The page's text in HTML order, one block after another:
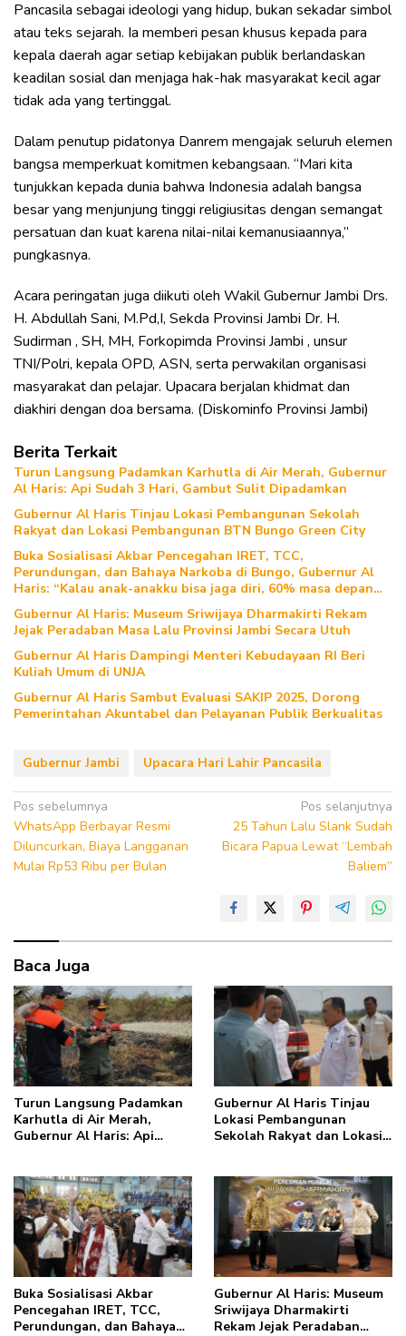
Pancasila sebagai ideologi yang hidup, bukan sekadar simbol
atau teks sejarah. Ia memberi pesan khusus kepada para
kepala daerah agar setiap kebijakan publik berlandaskan
keadilan sosial dan menjaga hak-hak masyarakat kecil agar
tidak ada yang tertinggal.
Dalam penutup pidatonya Danrem mengajak seluruh elemen
bangsa memperkuat komitmen kebangsaan. “Mari kita
tunjukkan kepada dunia bahwa Indonesia adalah bangsa
besar yang menjunjung tinggi religiusitas dengan semangat
persatuan dan kuat karena nilai-nilai kemanusiaannya,”
pungkasnya.
Acara peringatan juga diikuti oleh Wakil Gubernur Jambi Drs.
H. Abdullah Sani, M.Pd,I, Sekda Provinsi Jambi Dr. H.
Sudirman , SH, MH, Forkopimda Provinsi Jambi , unsur
TNI/Polri, kepala OPD, ASN, serta perwakilan organisasi
masyarakat dan pelajar. Upacara berjalan khidmat dan
diakhiri dengan doa bersama. (Diskominfo Provinsi Jambi)
Berita Terkait
Turun Langsung Padamkan Karhutla di Air Merah, Gubernur
Al Haris: Api Sudah 3 Hari, Gambut Sulit Dipadamkan
Gubernur Al Haris Tinjau Lokasi Pembangunan Sekolah
Rakyat dan Lokasi Pembangunan BTN Bungo Green City
Buka Sosialisasi Akbar Pencegahan IRET, TCC,
Perundungan, dan Bahaya Narkoba di Bungo, Gubernur Al
Haris: “Kalau anak-anakku bisa jaga diri, 60% masa depan
sudah ada di tangan”
Gubernur Al Haris: Museum Sriwijaya Dharmakirti Rekam
Jejak Peradaban Masa Lalu Provinsi Jambi Secara Utuh
Gubernur Al Haris Dampingi Menteri Kebudayaan RI Beri
Kuliah Umum di UNJA
Gubernur Al Haris Sambut Evaluasi SAKIP 2025, Dorong
Pemerintahan Akuntabel dan Pelayanan Publik Berkualitas
Gubernur Jambi Upacara Hari Lahir Pancasila
Navigasi
pos
Pos sebelumnya
WhatsApp Berbayar Resmi
Diluncurkan, Biaya Langganan
Mulai Rp53 Ribu per Bulan
Pos selanjutnya
25 Tahun Lalu Slank Sudah
Bicara Papua Lewat “Lembah
Baliem”
Baca Juga
Turun Langsung Padamkan
Karhutla di Air Merah,
Gubernur Al Haris: Api
Gubernur Al Haris Tinjau
Lokasi Pembangunan
Sekolah Rakyat dan Lokasi
Buka Sosialisasi Akbar
Pencegahan IRET, TCC,
Perundungan, dan Bahaya
Gubernur Al Haris: Museum
Sriwijaya Dharmakirti
Rekam Jejak Peradaban